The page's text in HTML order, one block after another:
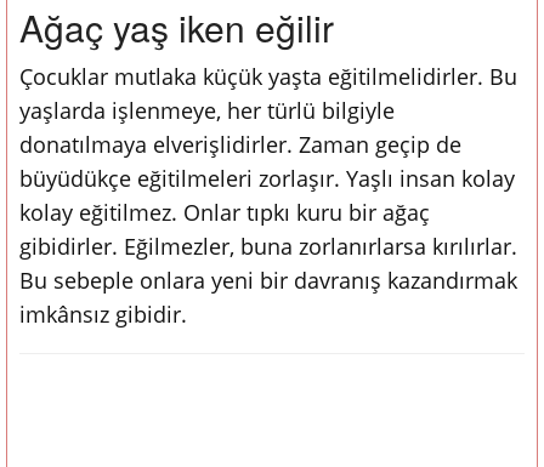
Ağaç yaş iken eğilir
Çocuklar mutlaka küçük yaşta eğitilmelidirler. Bu
yaşlarda işlenmeye, her türlü bilgiyle
donatılmaya elverişlidirler. Zaman geçip de
büyüdükçe eğitilmeleri zorlaşır. Yaşlı insan kolay
kolay eğitilmez. Onlar tıpkı kuru bir ağaç
gibidirler. Eğilmezler, buna zorlanırlarsa kırılırlar.
Bu sebeple onlara yeni bir davranış kazandırmak
imkânsız gibidir.